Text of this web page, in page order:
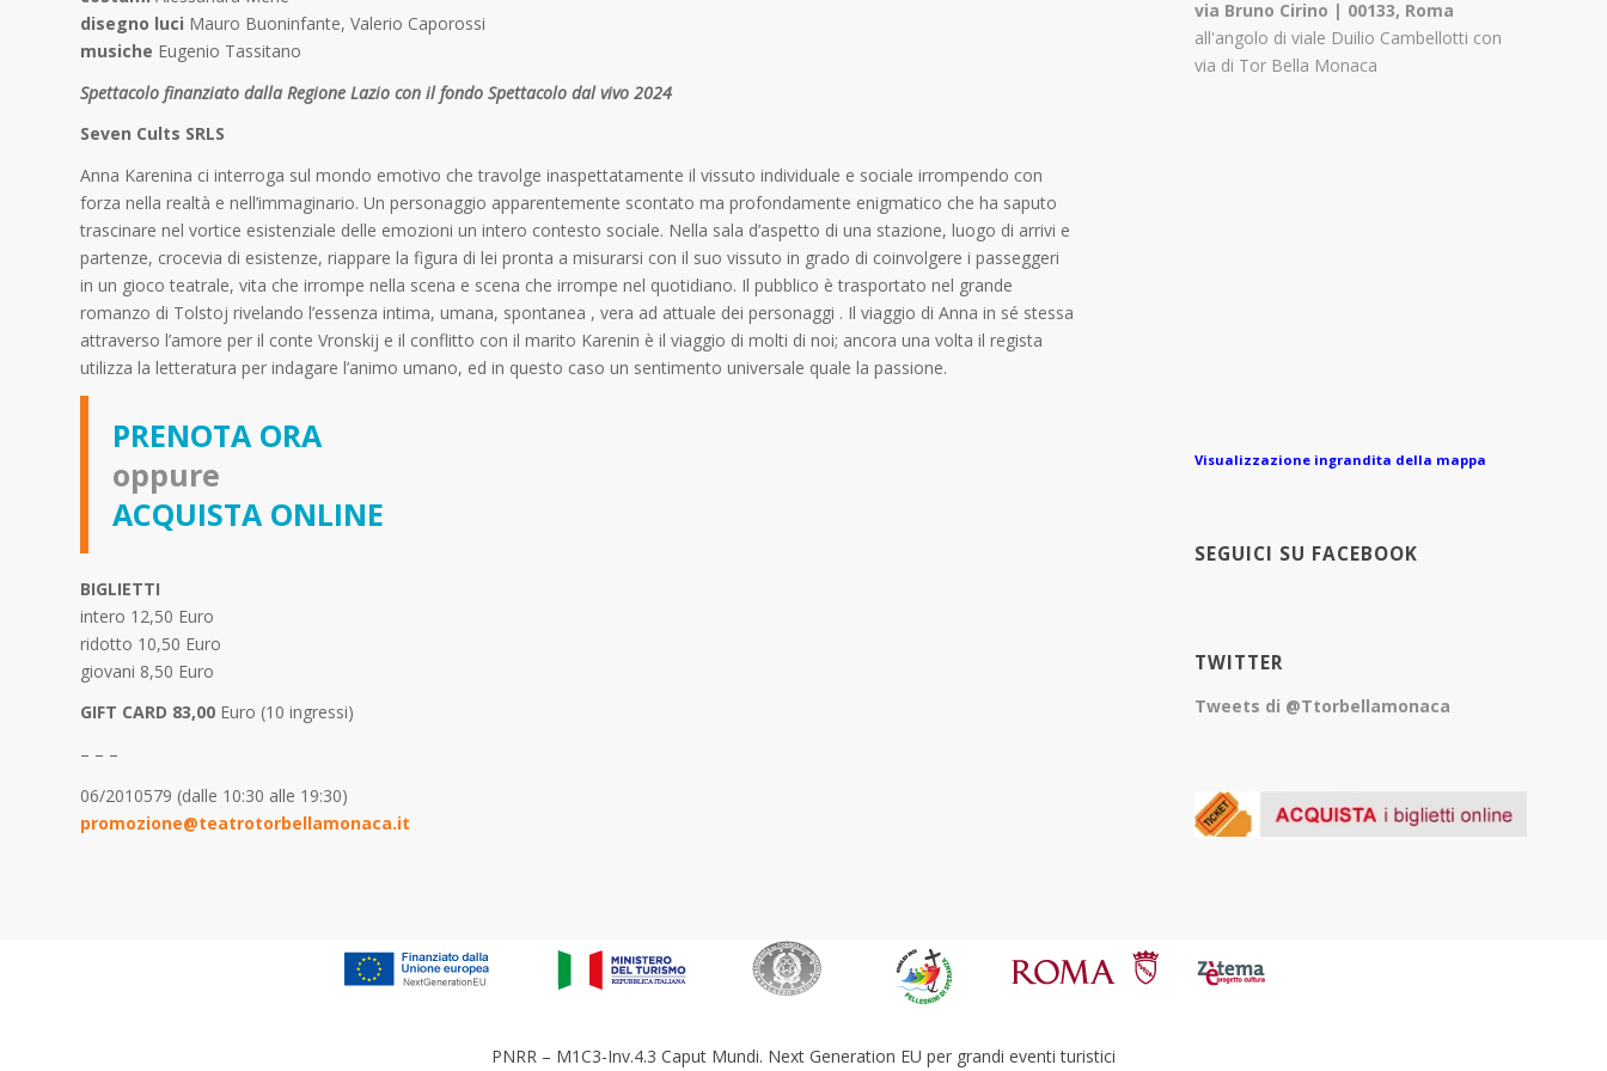
disegno luci Mauro Buoninfante, Valerio Caporossi
musiche Eugenio Tassitano
Spettacolo finanziato dalla Regione Lazio con il fondo Spettacolo dal vivo 2024
Seven Cults SRLS
Anna Karenina ci interroga sul mondo emotivo che travolge inaspettatamente il vissuto individuale e sociale irrompendo con
forza nella realtà e nell’immaginario. Un personaggio apparentemente scontato ma profondamente enigmatico che ha saputo
trascinare nel vortice esistenziale delle emozioni un intero contesto sociale. Nella sala d’aspetto di una stazione, luogo di arrivi e
partenze, crocevia di esistenze, riappare la figura di lei pronta a misurarsi con il suo vissuto in grado di coinvolgere i passeggeri
in un gioco teatrale, vita che irrompe nella scena e scena che irrompe nel quotidiano. Il pubblico è trasportato nel grande
romanzo di Tolstoj rivelando l’essenza intima, umana, spontanea , vera ad attuale dei personaggi . Il viaggio di Anna in sé stessa
attraverso l’amore per il conte Vronskij e il conflitto con il marito Karenin è il viaggio di molti di noi; ancora una volta il regista
utilizza la letteratura per indagare l’animo umano, ed in questo caso un sentimento universale quale la passione.
PRENOTA ORA
oppure
ACQUISTA ONLINE
BIGLIETTI
intero 12,50 Euro
ridotto 10,50 Euro
giovani 8,50 Euro
GIFT CARD 83,00 Euro (10 ingressi)
– – –
06/2010579 (dalle 10:30 alle 19:30)
promozione@teatrotorbellamonaca.it
via Bruno Cirino | 00133, Roma
all'angolo di viale Duilio Cambellotti con
via di Tor Bella Monaca
Visualizzazione ingrandita della mappa
SEGUICI SU FACEBOOK
TWITTER
Tweets di @Ttorbellamonaca
PNRR – M1C3-Inv.4.3 Caput Mundi. Next Generation EU per grandi eventi turistici